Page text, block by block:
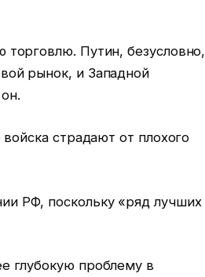
Путин, безусловно,
рынок, и Западной
страдают от плохого
РФ, поскольку «ряд лучших
глубокую проблему в